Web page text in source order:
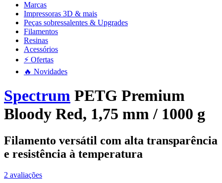
Marcas
Impressoras 3D & mais
Peças sobressalentes & Upgrades
Filamentos
Resinas
Acessórios
⚡ Ofertas
🔥 Novidades
Spectrum PETG Premium
Bloody Red, 1,75 mm / 1000 g
Filamento versátil com alta transparência
e resistência à temperatura
2 avaliações